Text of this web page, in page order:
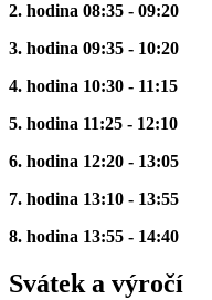
2. hodina 08:35 - 09:20
3. hodina 09:35 - 10:20
4. hodina 10:30 - 11:15
5. hodina 11:25 - 12:10
6. hodina 12:20 - 13:05
7. hodina 13:10 - 13:55
8. hodina 13:55 - 14:40
Svátek a výročí